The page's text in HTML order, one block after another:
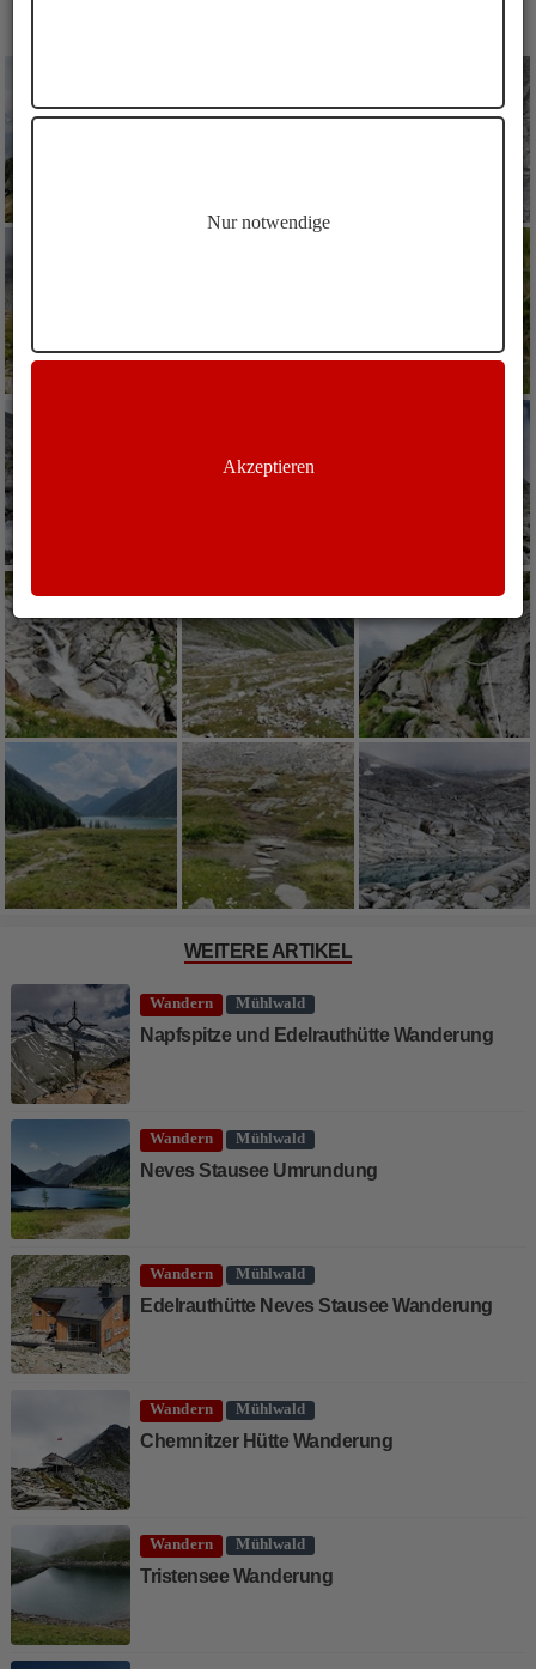
WEITERE ARTIKEL
Wandern Mühlwald
Napfspitze und Edelrauthütte Wanderung
Wandern Mühlwald
Neves Stausee Umrundung
Wandern Mühlwald
Edelrauthütte Neves Stausee Wanderung
Wandern Mühlwald
Chemnitzer Hütte Wanderung
Wandern Mühlwald
Tristensee Wanderung
Nur notwendige
Akzeptieren